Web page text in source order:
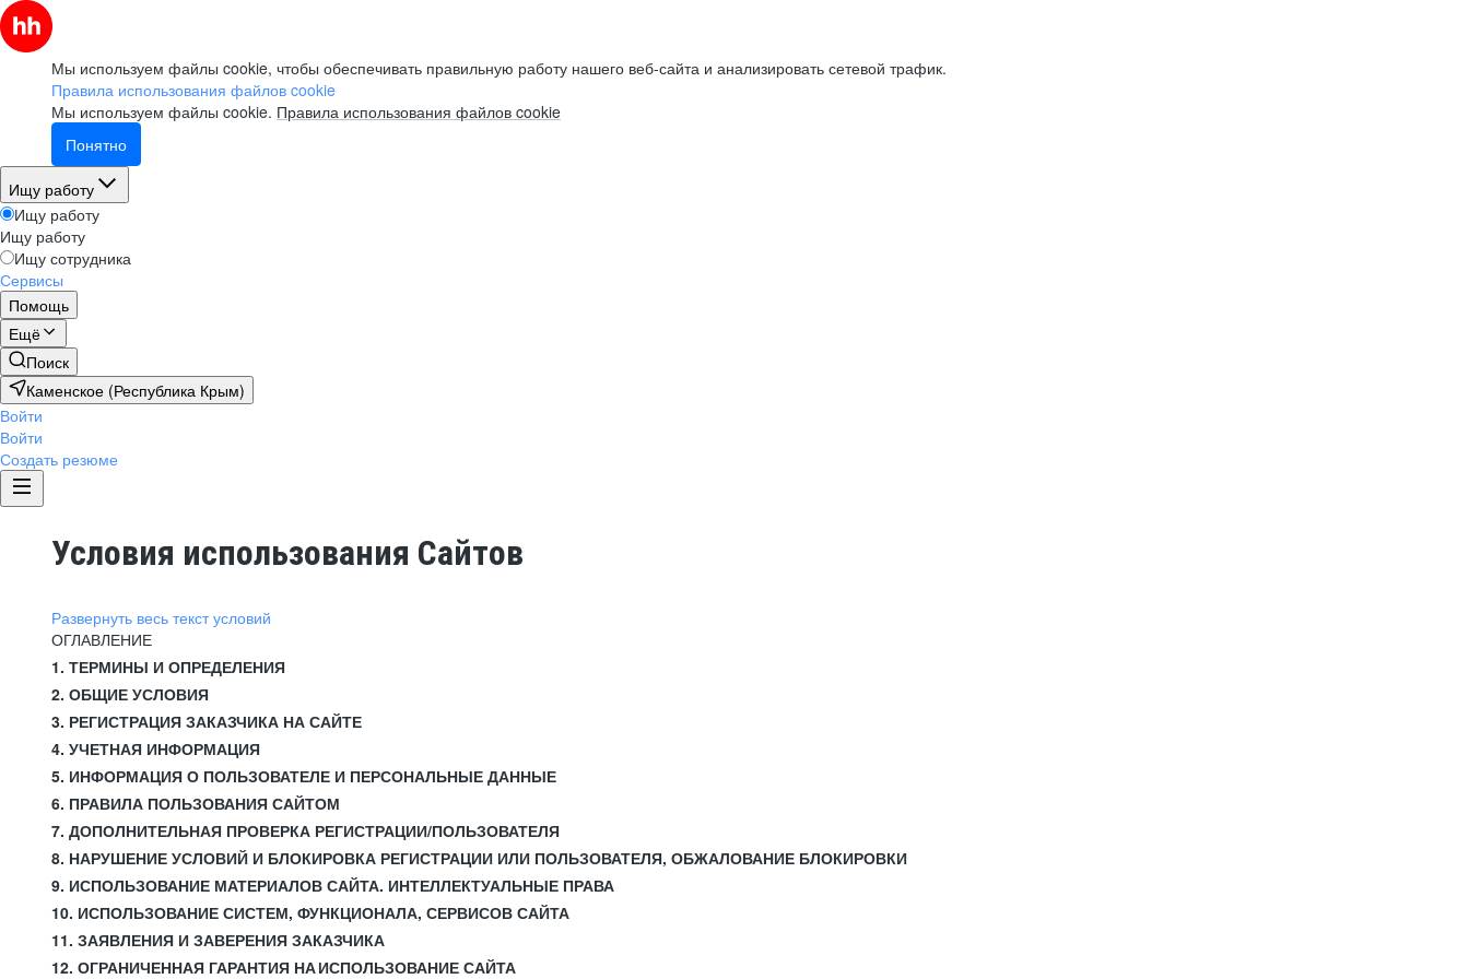
Мы используем файлы cookie, чтобы обеспечивать правильную работу нашего веб-сайта и анализировать сетевой трафик.
Правила использования файлов cookie
Мы используем файлы cookie. Правила использования файлов cookie
Понятно
Ищу работу
Ищу работу
Ищу работу
Ищу сотрудника
Сервисы
Помощь
Ещё
Поиск
Каменское (Республика Крым)
Войти
Войти
Создать резюме
Условия использования Сайтов
Развернуть весь текст условий
ОГЛАВЛЕНИЕ
1. ТЕРМИНЫ И ОПРЕДЕЛЕНИЯ
2. ОБЩИЕ УСЛОВИЯ
3. РЕГИСТРАЦИЯ ЗАКАЗЧИКА НА САЙТЕ
4. УЧЕТНАЯ ИНФОРМАЦИЯ
5. ИНФОРМАЦИЯ О ПОЛЬЗОВАТЕЛЕ И ПЕРСОНАЛЬНЫЕ ДАННЫЕ
6. ПРАВИЛА ПОЛЬЗОВАНИЯ САЙТОМ
7. ДОПОЛНИТЕЛЬНАЯ ПРОВЕРКА РЕГИСТРАЦИИ/ПОЛЬЗОВАТЕЛЯ
8. НАРУШЕНИЕ УСЛОВИЙ И БЛОКИРОВКА РЕГИСТРАЦИИ ИЛИ ПОЛЬЗОВАТЕЛЯ, ОБЖАЛОВАНИЕ БЛОКИРОВКИ
9. ИСПОЛЬЗОВАНИЕ МАТЕРИАЛОВ САЙТА. ИНТЕЛЛЕКТУАЛЬНЫЕ ПРАВА
10. ИСПОЛЬЗОВАНИЕ СИСТЕМ, ФУНКЦИОНАЛА, СЕРВИСОВ САЙТА
11. ЗАЯВЛЕНИЯ И ЗАВЕРЕНИЯ ЗАКАЗЧИКА
12. ОГРАНИЧЕННАЯ ГАРАНТИЯ НА ИСПОЛЬЗОВАНИЕ САЙТА